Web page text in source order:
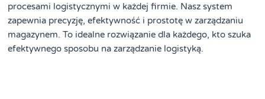
procesami logistycznymi w każdej firmie. Nasz system
zapewnia precyzję, efektywność i prostotę w zarządzaniu
magazynem. To idealne rozwiązanie dla każdego, kto szuka
efektywnego sposobu na zarządzanie logistyką.